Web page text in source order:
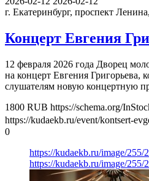
г. Екатеринбург, проспект
Концерт Евгения
12 февраля 2026 года Дворец
на концерт Евгения Григорьева,
слушателям новую концертную
1800 RUB https://schema.org/
https://kudaekb.ru/event/kontsert-
0
https://kudaekb.ru/image/255/
https://kudaekb.ru/image/255/